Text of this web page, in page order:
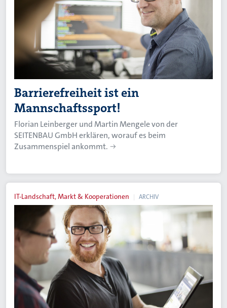
Barrierefreiheit ist ein
Mannschaftssport!
Florian Leinberger und Martin Mengele von der
SEITENBAU GmbH erklären, worauf es beim
Zusammenspiel ankommt.
IT-Landschaft, Markt & Kooperationen ARCHIV